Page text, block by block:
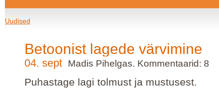
Uudised
Betoonist lagede värvimine
04. sept Madis Pihelgas. Kommentaarid: 8
Puhastage lagi tolmust ja mustusest.